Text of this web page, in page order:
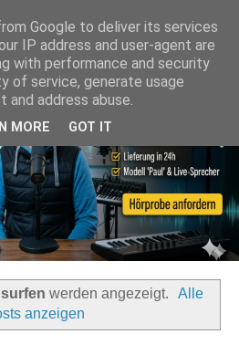
surfen werden angezeigt.
Alle
anzeigen
Google to deliver its services
IP address and user-agent are
with performance and security
of service, generate usage
address abuse.
MORE GOT IT